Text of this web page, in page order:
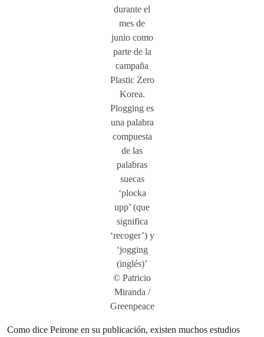
durante el
mes de
junio como
parte de la
campaña
Plastic Zero
Korea.
Plogging es
una palabra
compuesta
de las
palabras
suecas
‘plocka
upp’ (que
significa
‘recoger’) y
‘jogging
(inglés)’
© Patricio
Miranda /
Greenpeace
Como dice Peirone en su publicación, existen muchos estudios